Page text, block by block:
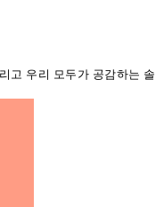
고 우리 모두가 공감하는 솔